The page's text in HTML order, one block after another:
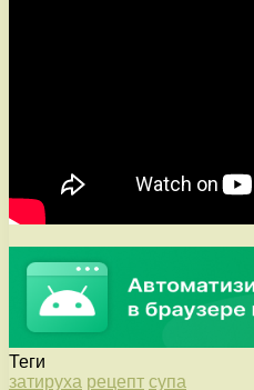
Теги
затируха рецепт супа